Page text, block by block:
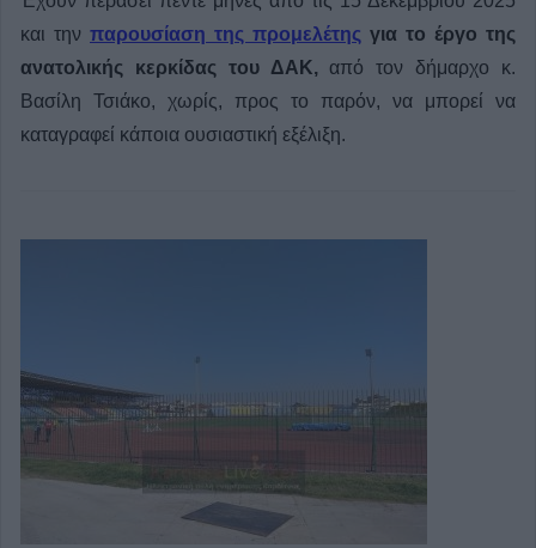
και την παρουσίαση της προμελέτης για το έργο της
ανατολικής κερκίδας του ΔΑΚ,από τον δήμαρχο κ.
Βασίλη Τσιάκο, χωρίς, προς το παρόν, να μπορεί να
καταγραφεί κάποια ουσιαστική εξέλιξη.